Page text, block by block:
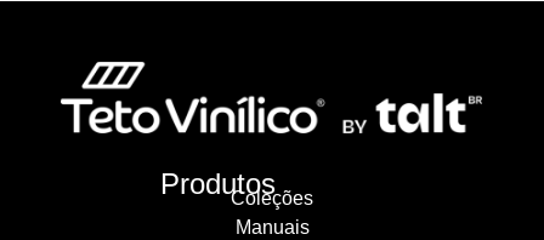
Produtos
Coleções
Manuais